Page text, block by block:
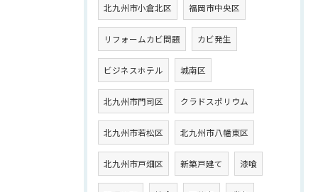
北九州市小倉北区 福岡市中央区
リフォームカビ問題 カビ発生
ビジネスホテル 城南区
北九州市門司区 クラドスポリウム
北九州市若松区 北九州市八幡東区
北九州市戸畑区 新築戸建て 漆喰